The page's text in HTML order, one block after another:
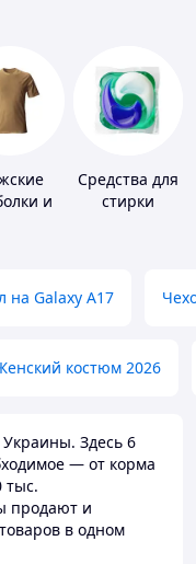
и
Средства для
стирки
на Galaxy A17
костюм 2026
Здесь 6
— от корма
тыс.
продают и
в одном